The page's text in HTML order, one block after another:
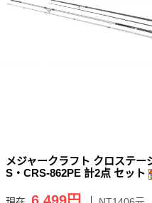
メジャークラフト クロステ
S・CRS-862PE 計2点 セット
6,499円